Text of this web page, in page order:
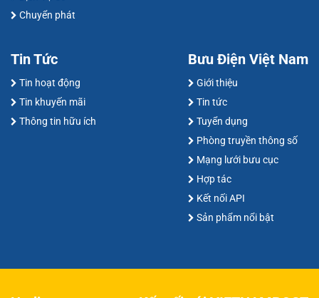
Chuyển phát
Tin Tức
Tin hoạt động
Tin khuyến mãi
Thông tin hữu ích
Bưu Điện Việt Nam
Giới thiệu
Tin tức
Tuyển dụng
Phòng truyền thông số
Mạng lưới bưu cục
Hợp tác
Kết nối API
Sản phẩm nổi bật